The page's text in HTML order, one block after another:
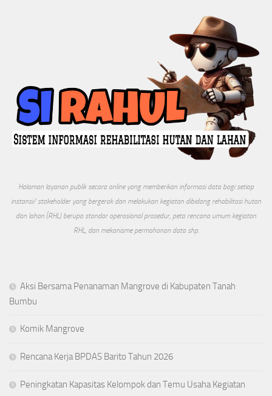
Halaman layanan publik secara online yang memberikan informasi data bagi setiap
instansi/ stakeholder yang bergerak dan melakukan kegiatan dibidang rehabilitasi hutan
dan lahan (RHL) berupa standar operasional prosedur, peta rencana umum kegiatan
RHL, dan mekanisme permohonan data shp.
Aksi Bersama Penanaman Mangrove di Kabupaten Tanah
Bumbu
Komik Mangrove
Rencana Kerja BPDAS Barito Tahun 2026
Peningkatan Kapasitas Kelompok dan Temu Usaha Kegiatan